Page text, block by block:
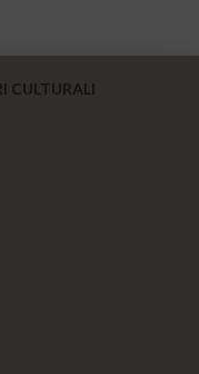
CULTURALI